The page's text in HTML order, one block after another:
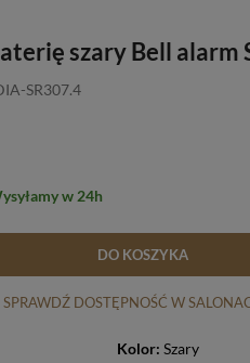
szary Bell alarm
SR307.4
w 24h
DO KOSZYKA
SPRAWDŹ DOSTĘPNOŚĆ W
Kolor: Szary